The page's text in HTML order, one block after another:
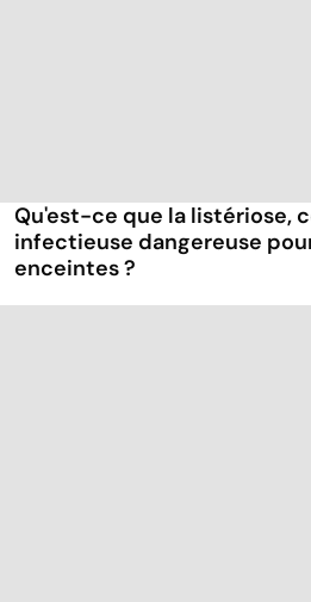
Qu'est-ce que la listériose,
infectieuse dangereuse
enceintes ?